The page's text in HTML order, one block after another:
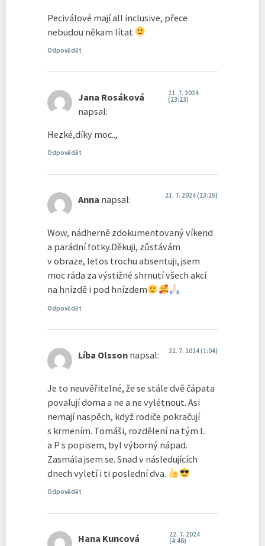
Peciválové mají all inclusive, přece
nebudou někam lítat
Odpovědět
Jana Rosáková
napsal:
21. 7. 2024
(23:23)
Hezké,díky moc..,
Odpovědět
Anna napsal: 21. 7. 2024 (23:25)
Wow, nádherně zdokumentovaný víkend
a parádní fotky.Děkuji, zůstávám
v obraze, letos trochu absentuji, jsem
moc ráda za výstižné shrnutí všech akcí
na hnízdě i pod hnízdem
Odpovědět
Líba Olsson napsal: 22. 7. 2024 (1:04)
Je to neuvěřitelné, že se stále dvě čápata
povalují doma a ne a ne vylétnout. Asi
nemají naspěch, když rodiče pokračují
s krmením. Tomáši, rozdělení na tým L
a P s popisem, byl výborný nápad.
Zasmála jsem se. Snad v následujících
dnech vyletí i ti poslední dva.
Odpovědět
Hana Kuncová
22. 7. 2024
(4:46)